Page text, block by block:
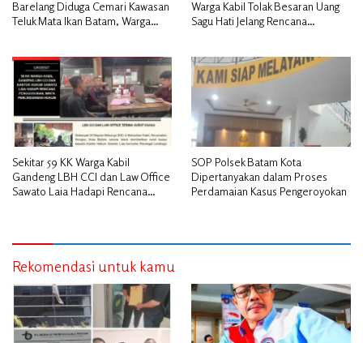
Barelang Diduga Cemari Kawasan
Teluk Mata Ikan Batam, Warga
Warga Kabil Tolak Besaran Uang
Sagu Hati Jelang Rencana
Sekitar 59 KK Warga Kabil
Gandeng LBH CCI dan Law Office
Sawato Laia Hadapi Rencana
SOP Polsek Batam Kota
Dipertanyakan dalam Proses
Perdamaian Kasus Pengeroyokan
Rekomendasi untuk kamu